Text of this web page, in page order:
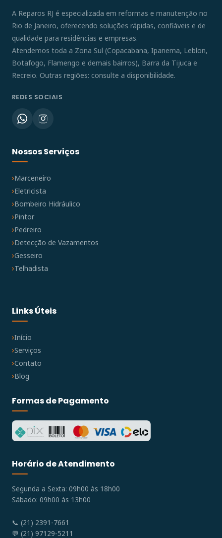
A Reparos RJ é especializada em reformas e manutenção no
Rio de Janeiro, oferecendo soluções rápidas, confiáveis e de
qualidade para residências e empresas.
Atendemos toda a Zona Sul (Copacabana, Ipanema, Leblon,
Botafogo, Flamengo e demais bairros), Barra da Tijuca e
Recreio. Outras regiões: consulte a disponibilidade.
REDES SOCIAIS
Nossos Serviços
Marceneiro
Eletricista
Bombeiro Hidráulico
Pintor
Pedreiro
Detecção de Vazamentos
Gesseiro
Telhadista
Links Úteis
Início
Serviços
Contato
Blog
Formas de Pagamento
Horário de Atendimento
Segunda a Sexta: 09h00 às 18h00
Sábado: 09h00 às 13h00
📞 (21) 2391-7661
💬 (21) 97129-5211